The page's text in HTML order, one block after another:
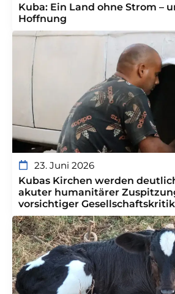
Kuba: Ein Land ohne Strom –
Hoffnung
23. Juni 2026
Kubas Kirchen werden
akuter humanitärer
vorsichtiger Gesellschaftskritik